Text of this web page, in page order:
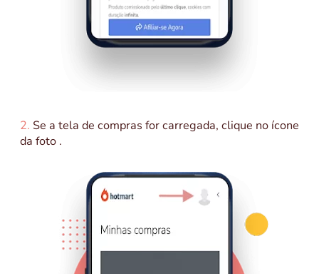
2. Se a tela de compras for carregada, clique no ícone
da foto .